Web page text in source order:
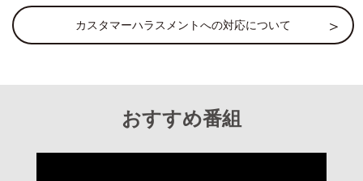
カスタマーハラスメントへの対応について
おすすめ番組